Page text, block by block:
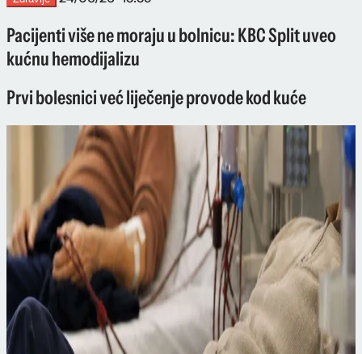
Pacijenti više ne moraju u bolnicu: KBC Split uveo
kućnu hemodijalizu
Prvi bolesnici već liječenje provode kod kuće